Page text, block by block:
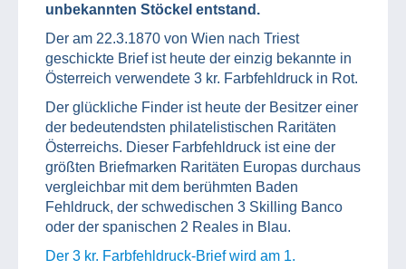
unbekannten Stöckel entstand.
Der am 22.3.1870 von Wien nach Triest
geschickte Brief ist heute der einzig bekannte in
Österreich verwendete 3 kr. Farbfehldruck in Rot.
Der glückliche Finder ist heute der Besitzer einer
der bedeutendsten philatelistischen Raritäten
Österreichs. Dieser Farbfehldruck ist eine der
größten Briefmarken Raritäten Europas durchaus
vergleichbar mit dem berühmten Baden
Fehldruck, der schwedischen 3 Skilling Banco
oder der spanischen 2 Reales in Blau.
Der 3 kr. Farbfehldruck-Brief wird am 1.